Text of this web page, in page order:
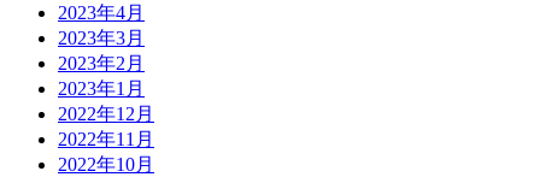
2023年4月
2023年3月
2023年2月
2023年1月
2022年12月
2022年11月
2022年10月